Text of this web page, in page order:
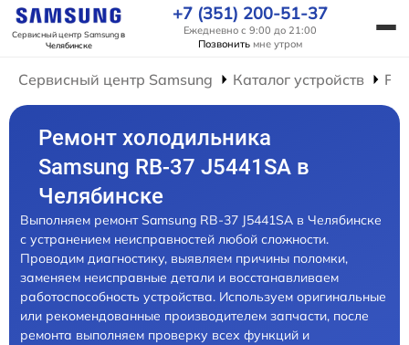
Сервисный центр Samsungв
Челябинске
+7 (351) 200-51-37
Ежедневно с 9:00 до 21:00
Позвонить мне утром
Сервисный центр Samsung Каталог устройств
Ремонт холодильника
Samsung RB-37 J5441SA в
Челябинске
Выполняем ремонт Samsung RB-37 J5441SA в Челябинске
с устранением неисправностей любой сложности.
Проводим диагностику, выявляем причины поломки,
заменяем неисправные детали и восстанавливаем
работоспособность устройства. Используем оригинальные
или рекомендованные производителем запчасти, после
ремонта выполняем проверку всех функций и